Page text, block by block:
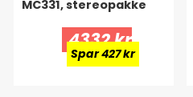
MC331, stereopakke
4332 kr
Spar 427 kr